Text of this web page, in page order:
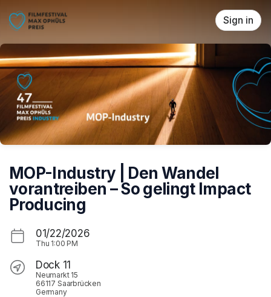
Skip header
Sign in
MOP-Industry | Den Wandel
vorantreiben – So gelingt Impact
Producing
01/22/2026
Thu 1:00 PM
Dock 11
Neumarkt 15
66117 Saarbrücken
Germany